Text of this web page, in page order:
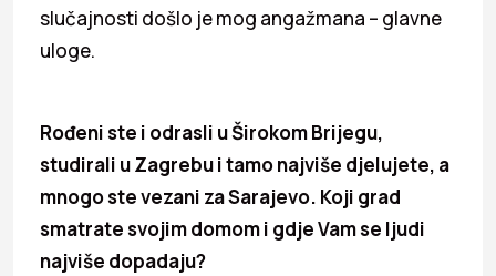
slučajnosti došlo je mog angažmana – glavne
uloge.
Rođeni ste i odrasli u Širokom Brijegu,
studirali u Zagrebu i tamo najviše djelujete, a
mnogo ste vezani za Sarajevo. Koji grad
smatrate svojim domom i gdje Vam se ljudi
najviše dopadaju?